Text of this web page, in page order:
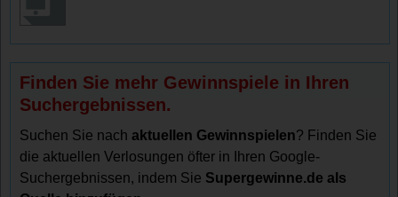
Finden Sie mehr Gewinnspiele in Ihren
Suchergebnissen.
Suchen Sie nachaktuellen Gewinnspielen? Finden Sie
die aktuellen Verlosungen öfter in Ihren Google-
Suchergebnissen, indem Sie Supergewinne.de als